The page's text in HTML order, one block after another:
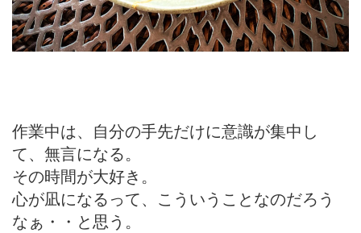
作業中は、自分の手先だけに意識が集中し
て、無言になる。
その時間が大好き。
心が凪になるって、こういうことなのだろう
なぁ・・と思う。